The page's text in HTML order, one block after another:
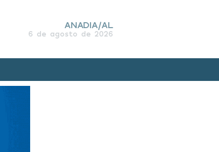
ANADIA/AL
6 de agosto de 2026